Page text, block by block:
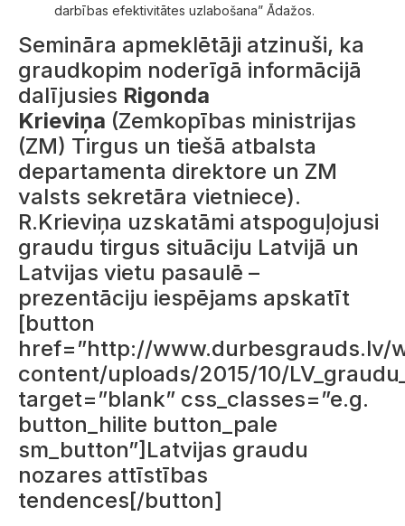
darbības efektivitātes uzlabošana” Ādažos.
Semināra apmeklētāji atzinuši, ka
graudkopim noderīgā informācijā
dalījusies Rigonda
Krieviņa (Zemkopības ministrijas
(ZM) Tirgus un tiešā atbalsta
departamenta direktore un ZM
valsts sekretāra vietniece).
R.Krieviņa uzskatāmi atspoguļojusi
graudu tirgus situāciju Latvijā un
Latvijas vietu pasaulē –
prezentāciju iespējams apskatīt
[button
href=”http://www.durbesgrauds.lv/
content/uploads/2015/10/
target=”blank” css_classes=”e.g.
button_hilite button_pale
sm_button”]Latvijas graudu
nozares attīstības
tendences[/button]